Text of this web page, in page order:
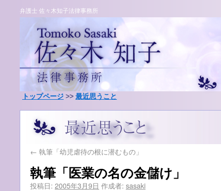
弁護士 佐々木知子法律事務所
トップページ >> 最近思うこと
← 執筆「幼児虐待の根に潜むもの」
執筆「医業の名の金儲け」
投稿日: 2005年3月9日 作成者: sasaki